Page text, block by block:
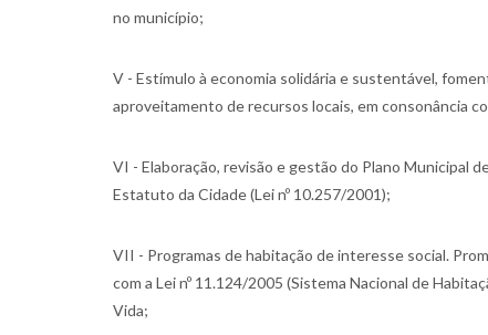
no município;
V - Estímulo à economia solidária e sustentável,
aproveitamento de recursos locais, em consonância
VI - Elaboração, revisão e gestão do Plano Municipal
Estatuto da Cidade (Lei nº 10.257/2001);
VII - Programas de habitação de interesse social.
com a Lei nº 11.124/2005 (Sistema Nacional de
Vida;